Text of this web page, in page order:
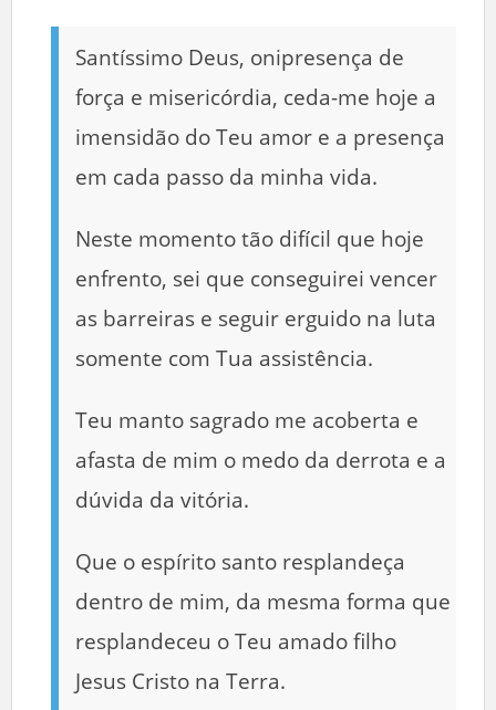
Santíssimo Deus, onipresença de
força e misericórdia, ceda-me hoje a
imensidão do Teu amor e a presença
em cada passo da minha vida.
Neste momento tão difícil que hoje
enfrento, sei que conseguirei vencer
as barreiras e seguir erguido na luta
somente com Tua assistência.
Teu manto sagrado me acoberta e
afasta de mim o medo da derrota e a
dúvida da vitória.
Que o espírito santo resplandeça
dentro de mim, da mesma forma que
resplandeceu o Teu amado filho
Jesus Cristo na Terra.